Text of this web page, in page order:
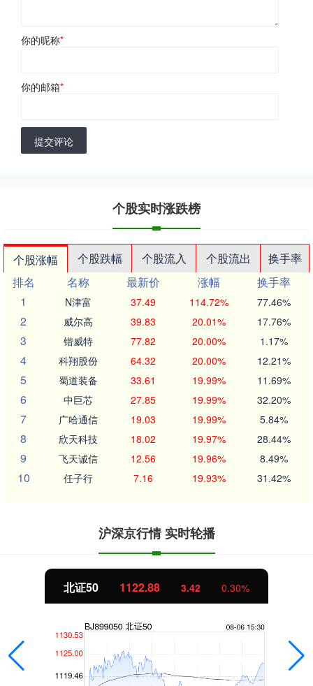
你的昵称*
你的邮箱*
提交评论
个股实时涨跌榜
个股涨幅 个股跌幅 个股流入 个股流出
换手率
排名
名称 最新价 涨幅
换手率
1
N津富 37.49 114.72% 77.46%
2 威尔高 39.83 20.01% 17.76%
3 锴威特 77.82 20.00% 1.17%
4 科翔股份 64.32 20.00% 12.21%
5 蜀道装备 33.61 19.99% 11.69%
6 中巨芯 27.85 19.99% 32.20%
7 广哈通信 19.03 19.99% 5.84%
8 欣天科技 18.02 19.97% 28.44%
9 飞天诚信 12.56 19.96% 8.49%
10 任子行 7.16 19.93% 31.42%
沪深京行情 实时轮播
北证50 1122.88 3.42 0.30%